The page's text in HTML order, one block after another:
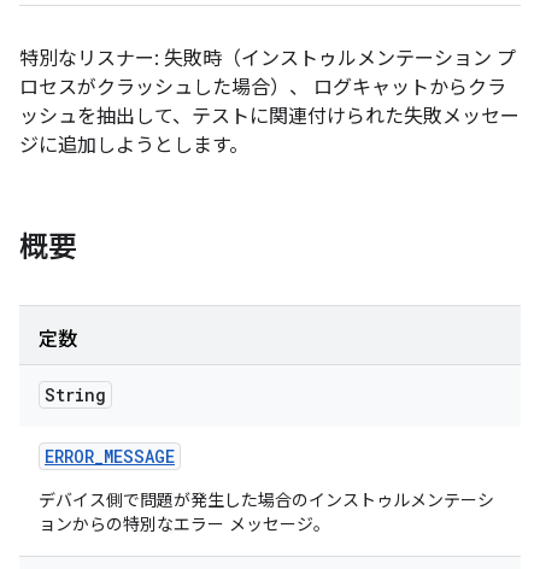
特別なリスナー: 失敗時（インストゥルメンテーション プ
ロセスがクラッシュした場合）、 ログキャットからクラ
ッシュを抽出して、テストに関連付けられた失敗メッセー
ジに追加しようとします。
概要
定数
String
ERROR_MESSAGE
デバイス側で問題が発生した場合のインストゥルメンテーシ
ョンからの特別なエラー メッセージ。